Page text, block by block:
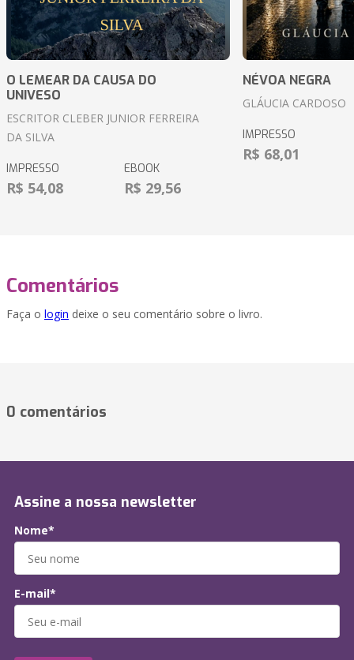
O LEMEAR DA CAUSA DO
UNIVESO
ESCRITOR CLEBER JUNIOR FERREIRA
DA SILVA
IMPRESSO
R$ 54,08
EBOOK
R$ 29,56
NÉVOA NEGRA
GLÁUCIA CARDOSO
IMPRESSO
R$ 68,01
Comentários
Faça o login deixe o seu comentário sobre o livro.
0 comentários
Assine a nossa newsletter
Nome*
E-mail*